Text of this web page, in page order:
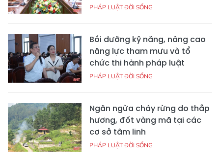
PHÁP LUẬT ĐỜI SỐNG
Bồi dưỡng kỹ năng, nâng cao
năng lực tham mưu và tổ
chức thi hành pháp luật
PHÁP LUẬT ĐỜI SỐNG
Ngăn ngừa cháy rừng do thắp
hương, đốt vàng mã tại các
cơ sở tâm linh
PHÁP LUẬT ĐỜI SỐNG